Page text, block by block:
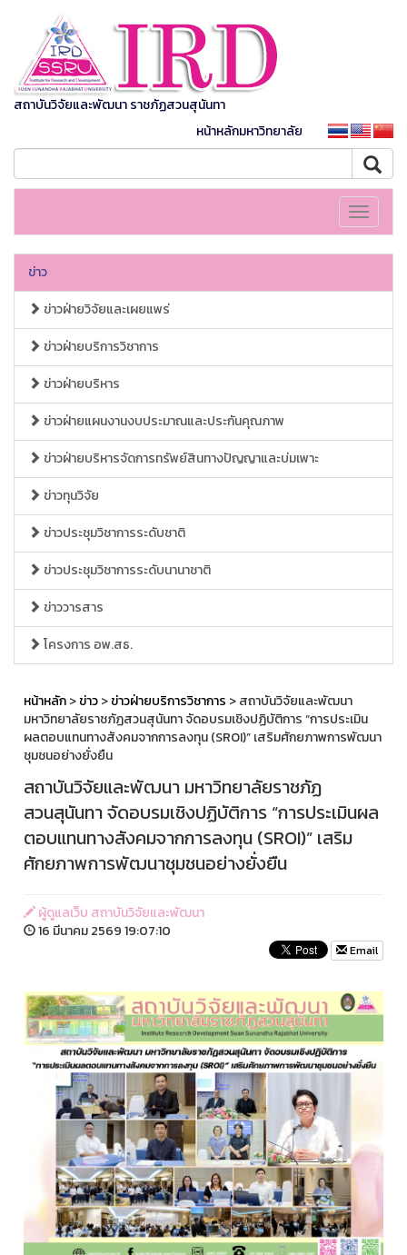
สถาบันวิจัยและพัฒนา ราชภัฏสวนสุนันทา
หน้าหลักมหาวิทยาลัย
Toggle
ข่าว
ข่าวฝ่ายวิจัยและเผยแพร่
ข่าวฝ่ายบริการวิชาการ
ข่าวฝ่ายบริหาร
ข่าวฝ่ายแผนงานงบประมาณและประกันคุณภาพ
ข่าวฝ่ายบริหารจัดการทรัพย์สินทางปัญญาและบ่มเพาะ
ข่าวทุนวิจัย
ข่าวประชุมวิชาการระดับชาติ
ข่าวประชุมวิชาการระดับนานาชาติ
ข่าววารสาร
โครงการ อพ.สธ.
หน้าหลัก>ข่าว>ข่าวฝ่ายบริการวิชาการ > สถาบันวิจัยและพัฒนา
มหาวิทยาลัยราชภัฏสวนสุนันทา จัดอบรมเชิงปฏิบัติการ “การประเมิน
ผลตอบแทนทางสังคมจากการลงทุน (SROI)” เสริมศักยภาพการพัฒนา
ชุมชนอย่างยั่งยืน
สถาบันวิจัยและพัฒนา มหาวิทยาลัยราชภัฏ
สวนสุนันทา จัดอบรมเชิงปฏิบัติการ “การประเมินผล
ตอบแทนทางสังคมจากการลงทุน (SROI)” เสริม
ศักยภาพการพัฒนาชุมชนอย่างยั่งยืน
ผู้ดูแลเว็บ สถาบันวิจัยและพัฒนา
16 มีนาคม 2569 19:07:10
Email